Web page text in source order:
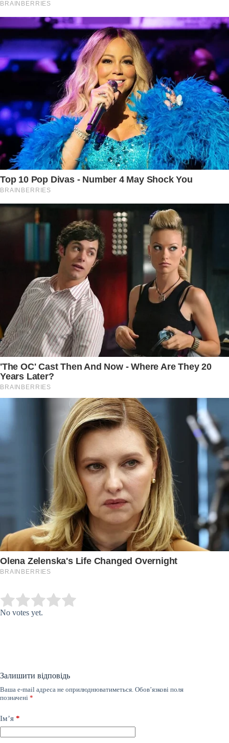
Rate this item:
No votes yet.
Залишити відповідь
Ваша e-mail адреса не оприлюднюватиметься. Обов’язкові поля
позначені *
Ім’я *